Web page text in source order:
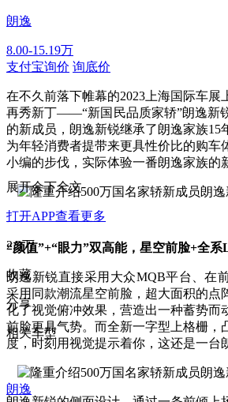
朗逸
8.00-15.19万
支付宝询价 询底价
在不久前落下帷幕的2023上海国际车展
再秀新丁——“新国民品质家轿”朗逸新
的新成员，朗逸新锐继承了朗逸家族15
为年轻消费者提带来更具性价比的购车
小编的步伐，实际体验一番朗逸家族
“颜值”+“眼力”双高能，星空前脸+全
朗逸新锐直接采用大众MQB平台、在
采用同款潮流星空前脸，超大面积的点
化了视觉俯冲效果，营造出一种蓄势而
前脸更具气势。而全新一字型上格栅，
度，时刻用视觉提示着你，这还是一台
展开余下全文
打开APP查看更多
2.3万
收藏
分享
相关车型
朗逸